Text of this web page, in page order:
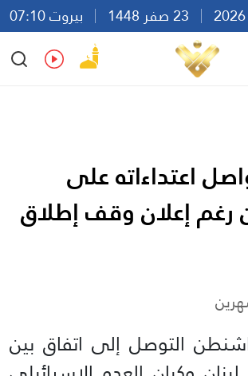
بيروت 07:10
Ar
En Fr Es
اعتداءاته على
رغم إعلان وقف إطلاق
التوصل إلى اتفاق بين